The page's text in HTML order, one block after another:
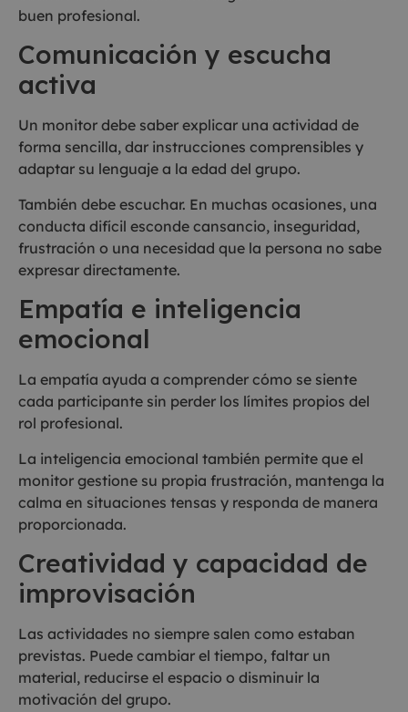
buen profesional.
Comunicación y escucha
activa
Un monitor debe saber explicar una actividad de
forma sencilla, dar instrucciones comprensibles y
adaptar su lenguaje a la edad del grupo.
También debe escuchar. En muchas ocasiones, una
conducta difícil esconde cansancio, inseguridad,
frustración o una necesidad que la persona no sabe
expresar directamente.
Empatía e inteligencia
emocional
La empatía ayuda a comprender cómo se siente
cada participante sin perder los límites propios del
rol profesional.
La inteligencia emocional también permite que el
monitor gestione su propia frustración, mantenga la
calma en situaciones tensas y responda de manera
proporcionada.
Creatividad y capacidad de
improvisación
Las actividades no siempre salen como estaban
previstas. Puede cambiar el tiempo, faltar un
material, reducirse el espacio o disminuir la
motivación del grupo.